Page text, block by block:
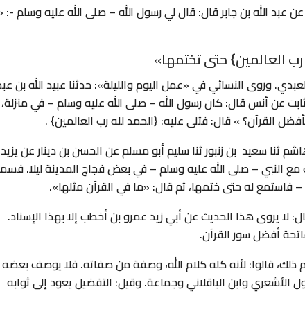
الله بن جابر قال: قال لي رسول الله – صلى الله عليه وسلم -:
رب العالمين} حتى تختمها»
وروى النسائي في «عمل اليوم والليلة»: حدثنا عبيد الله بن
عن أنس قال: كان رسول الله – صلى الله عليه وسلم – في منزلة،
القرآن؟ » قال: فتلى عليه: {الحمد لله رب العالمين} .
ثنا سعيد بن زنبور ثنا سليم أبو مسلم عن الحسن بن دينار عن يزيد
النبي – صلى الله عليه وسلم – في بعض فجاج المدينة ليلا.
– فاستمع له حتى ختمها، ثم قال: «ما في القرآن مثلها».
يروى هذا الحديث عن أبي زيد عمرو بن أخطب إلا بهذا الإسناد.
أفضل سور القرآن.
قالوا: لأنه كله كلام الله، وصفة من صفاته. فلا يوصف بعضه
وحكي عن مالك نحو هذا (4)، وهو قول الأشعري وابن الباقلاني وجماعة. وقيل: التفضيل يعود إلى ثوابه